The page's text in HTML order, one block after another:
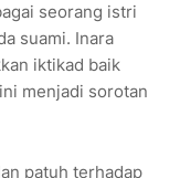
seorang istri
suami. Inara
iktikad baik
menjadi sorotan
patuh terhadap